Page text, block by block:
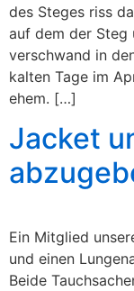
des Steges riss
auf dem der Steg
verschwand in
kalten Tage im
ehem. […]
Jacket
Ein Mitglied
und einen
Beide